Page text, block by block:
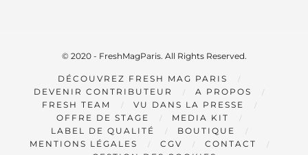
© 2020 - FreshMagParis. All Rights Reserved.
DÉCOUVREZ FRESH MAG PARIS
DEVENIR CONTRIBUTEUR
A PROPOS
FRESH TEAM
VU DANS LA PRESSE
OFFRE DE STAGE
MEDIA KIT
LABEL DE QUALITÉ
BOUTIQUE
MENTIONS LÉGALES
CGV
CONTACT